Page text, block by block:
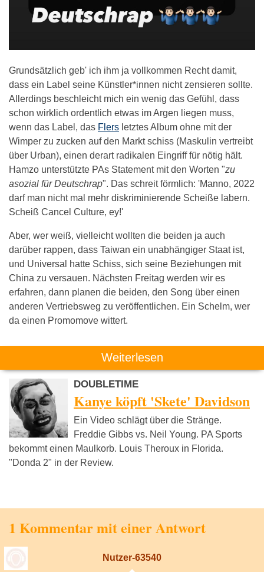
Grundsätzlich geb' ich ihm ja vollkommen Recht damit,
dass ein Label seine Künstler*innen nicht zensieren sollte.
Allerdings beschleicht mich ein wenig das Gefühl, dass
schon wirklich ordentlich etwas im Argen liegen muss,
wenn das Label, das Flers letztes Album ohne mit der
Wimper zu zucken auf den Markt schiss (Maskulin vertreibt
über Urban), einen derart radikalen Eingriff für nötig hält.
Hamzo unterstützte PAs Statement mit den Worten "zu
asozial für Deutschrap". Das schreit förmlich: 'Manno, 2022
darf man nicht mal mehr diskriminierende Scheiße labern.
Scheiß Cancel Culture, ey!'
Aber, wer weiß, vielleicht wollten die beiden ja auch
darüber rappen, dass Taiwan ein unabhängiger Staat ist,
und Universal hatte Schiss, sich seine Beziehungen mit
China zu versauen. Nächsten Freitag werden wir es
erfahren, dann planen die beiden, den Song über einen
anderen Vertriebsweg zu veröffentlichen. Ein Schelm, wer
da einen Promomove wittert.
Weiterlesen
DOUBLETIME
Kanye köpft 'Skete' Davidson
Ein Video schlägt über die Stränge.
Freddie Gibbs vs. Neil Young. PA Sports
bekommt einen Maulkorb. Louis Theroux in Florida.
"Donda 2" in der Review.
1 Kommentar mit einer Antwort
Nutzer-63540